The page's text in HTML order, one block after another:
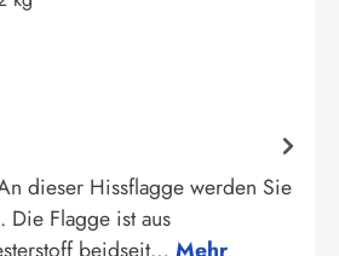
dieser Hissflagge werden Sie
Die Flagge ist aus